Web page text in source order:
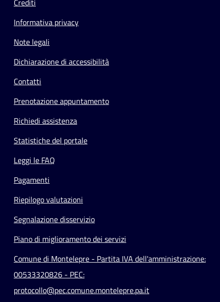
Informativa privacy
Note legali
Dichiarazione di accessibilità
Contatti
Prenotazione appuntamento
Richiedi assistenza
Statistiche del portale
Leggi le FAQ
Pagamenti
Riepilogo valutazioni
Segnalazione disservizio
Piano di miglioramento dei servizi
Comune di Montelepre - Partita IVA dell'amministrazione:
00533320826 - PEC:
protocollo@pec.comune.montelepre.pa.it